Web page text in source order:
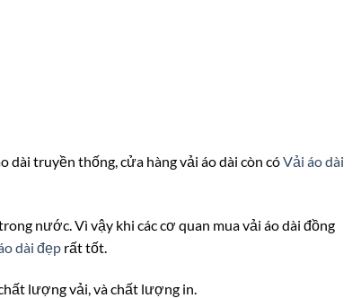
dài truyền thống, cửa hàng vải áo dài còn cóVải áo dài
nước. Vì vậy khi các cơ quan mua vải áo dài đồng
dài đẹp rất tốt.
lượng vải, và chất lượng in.